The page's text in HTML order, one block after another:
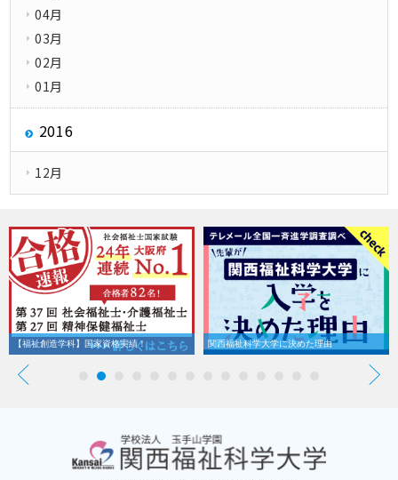
04月
03月
02月
01月
2016
12月
【福祉創造学科】国家資格実績！ 関西福祉科学大学に決めた理由